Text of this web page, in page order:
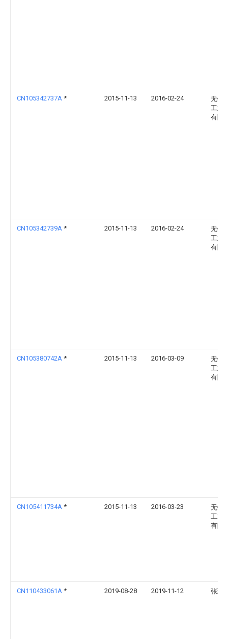
CN105342737A * 2015-11-13 2016-02-24
无锡
工业
有限
CN105342739A * 2015-11-13 2016-02-24
无锡
工业
有限
CN105380742A * 2015-11-13 2016-03-09
无锡
工业
有限
CN105411734A * 2015-11-13 2016-03-23
无锡
工业
有限
CN110433061A * 2019-08-28 2019-11-12 张琳